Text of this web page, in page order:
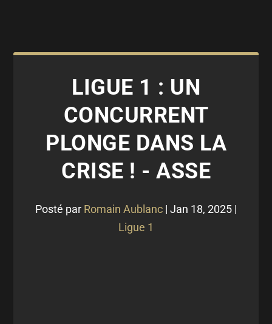
LIGUE 1 : UN
CONCURRENT
PLONGE DANS LA
CRISE ! - ASSE
Posté par Romain Aublanc | Jan 18, 2025 |
Ligue 1